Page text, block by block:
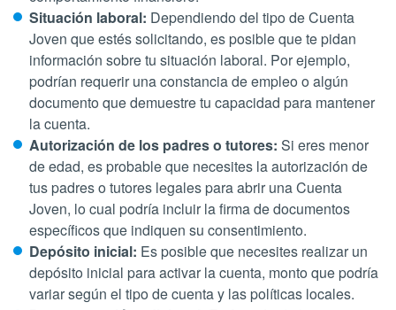
Situación laboral: Dependiendo del tipo de Cuenta
Joven que estés solicitando, es posible que te pidan
información sobre tu situación laboral. Por ejemplo,
podrían requerir una constancia de empleo o algún
documento que demuestre tu capacidad para mantener
la cuenta.
Autorización de los padres o tutores: Si eres menor
de edad, es probable que necesites la autorización de
tus padres o tutores legales para abrir una Cuenta
Joven, lo cual podría incluir la firma de documentos
específicos que indiquen su consentimiento.
Depósito inicial: Es posible que necesites realizar un
depósito inicial para activar la cuenta, monto que podría
variar según el tipo de cuenta y las políticas locales.